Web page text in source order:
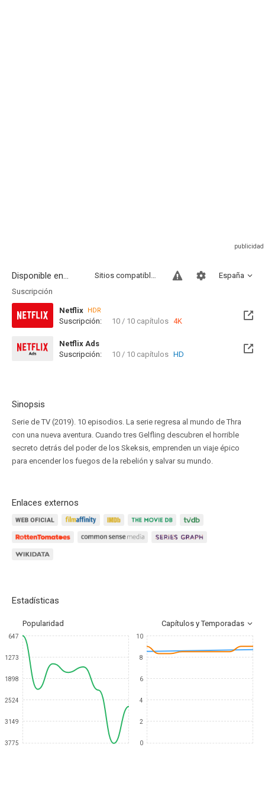
Disponible en... España
Sitios compatibles
Suscripción
Netflix HDR
Suscripción: 10 / 10 capítulos 4K
Netflix Ads
Suscripción:
10 / 10 capítulos HD
Sinopsis
Serie de TV (2019). 10 episodios. La serie regresa al mundo de Thra
con una nueva aventura. Cuando tres Gelfling descubren el horrible
secreto detrás del poder de los Skeksis, emprenden un viaje épico
para encender los fuegos de la rebelión y salvar su mundo.
Enlaces externos
Estadísticas
Popularidad Capítulos y Temporadas
647
1273
1898
2524
3149
3775
10
8
6
4
2
0